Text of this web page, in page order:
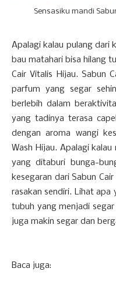
Sensasiku mandi
Apalagi kalau pulang dari
bau matahari bisa hilang
Cair Vitalis Hijau. Sabun
parfum yang segar
berlebih dalam
yang tadinya terasa
dengan aroma wangi
Wash Hijau. Apalagi
yang ditaburi bunga-
kesegaran dari Sabun
rasakan sendiri. Lihat apa
tubuh yang menjadi
juga makin segar dan
Baca juga: